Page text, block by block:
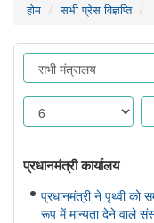
होम सभी प्रेस विज्ञप्ति
प्रधानमंत्री कार्यालय
प्रधानमंत्री ने पृथ्वी को
रूप में मान्यता देने वाले